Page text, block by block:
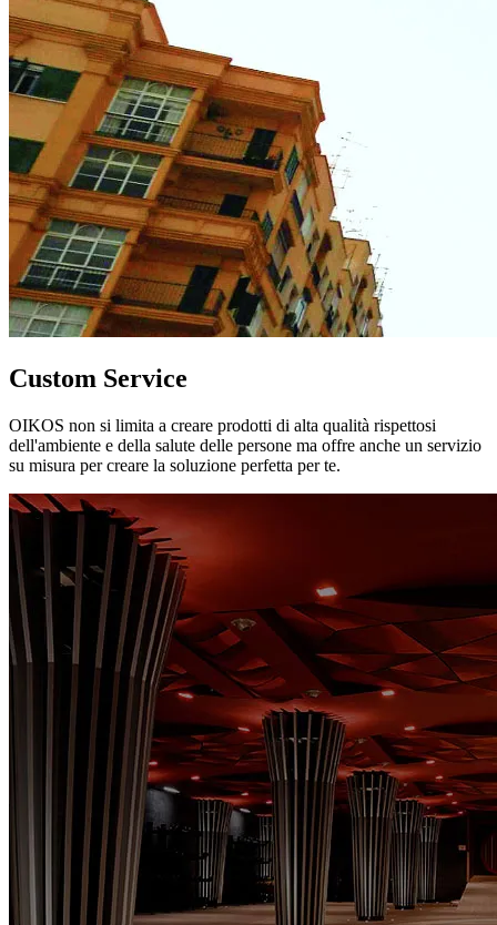
Custom Service
OIKOS non si limita a creare prodotti di alta qualità rispettosi
dell'ambiente e della salute delle persone ma offre anche un servizio
su misura per creare la soluzione perfetta per te.